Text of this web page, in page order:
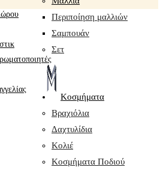
Περιποίηση μαλλιών
Σαμπουάν
Σετ
Κοσμήματα
Βραχιόλια
Δαχτυλίδια
Κολιέ
Κοσμήματα Ποδιού